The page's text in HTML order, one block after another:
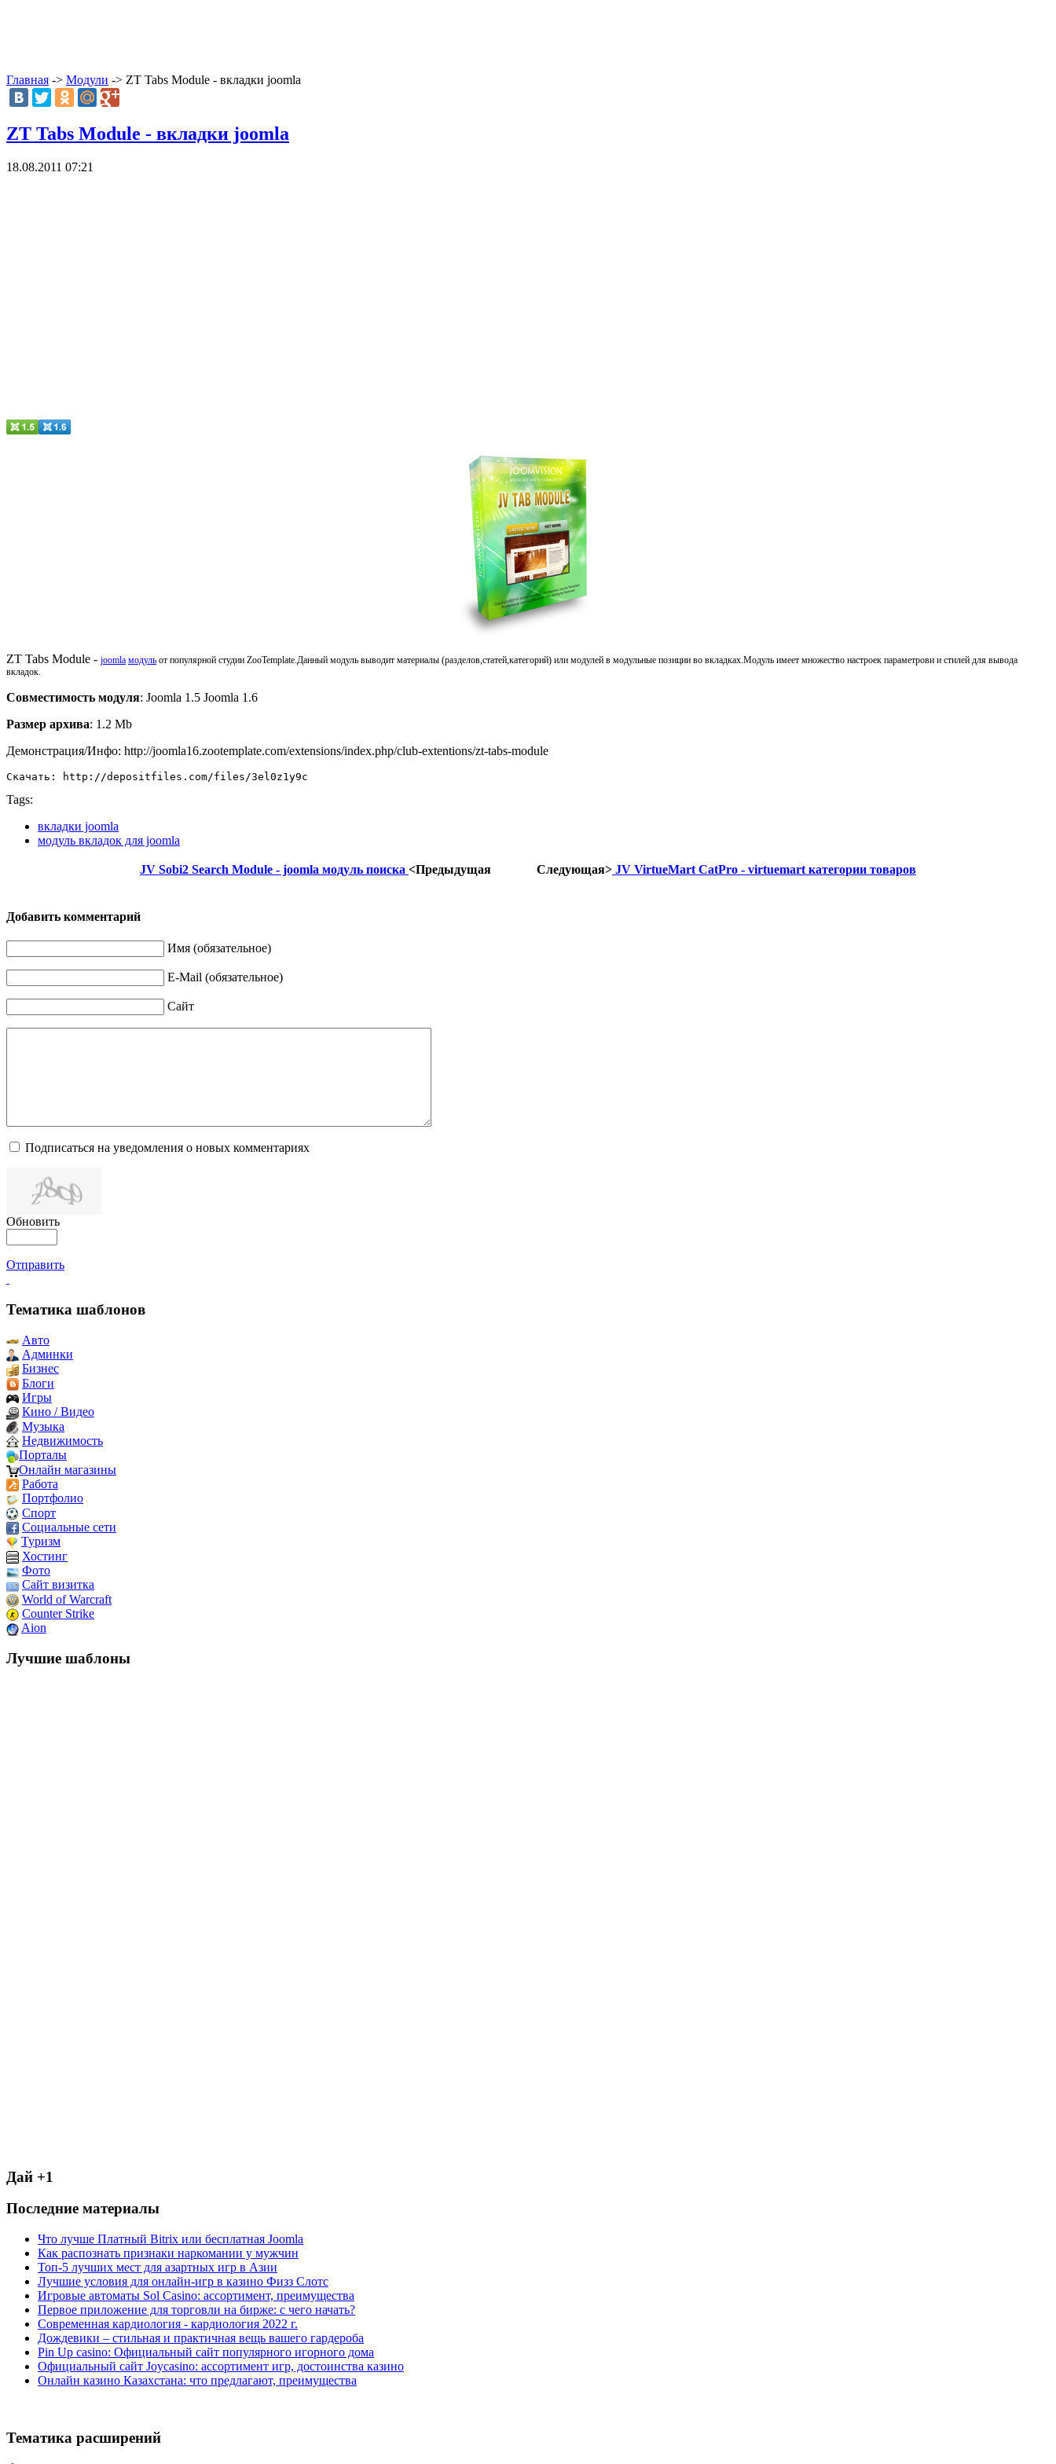
Главная -> Модули -> ZT Tabs Module - вкладки joomla
ZT Tabs Module - вкладки joomla
18.08.2011 07:21
ZT Tabs Module - joomla модуль от популярной студии ZooTemplate.Данный модуль выводит материалы (разделов, статей, категорий) или модулей в модульные позиции во вкладках.Модуль имеет множество настроек параметрови и стилей для вывода
вкладок.
Совместимость модуля: Joomla 1.5 Joomla 1.6
Размер архива: 1.2 Mb
Демонстрация/Инфо: http://joomla16.zootemplate.com/extensions/index.php/club-extentions/zt-tabs-module
Скачать: http://depositfiles.com/files/3el0z1y9c
Tags:
вкладки joomla
модуль вкладок для joomla
JV Sobi2 Search Module - joomla модуль поиска <Предыдущая Следующая> JV VirtueMart CatPro - virtuemart категории товаров
Добавить комментарий
Имя (обязательное)
E-Mail (обязательное)
Сайт
Подписаться на уведомления о новых комментариях
Обновить
Отправить
Тематика шаблонов
Авто
Админки
Бизнес
Блоги
Игры
Кино / Видео
Музыка
Недвижимость
Порталы
Онлайн магазины
Работа
Портфолио
Спорт
Социальные сети
Туризм
Хостинг
Фото
Сайт визитка
World of Warcraft
Counter Strike
Aion
Лучшие шаблоны
Дай +1
Последние материалы
Что лучше Платный Bitrix или бесплатная Joomla
Как распознать признаки наркомании у мужчин
Топ-5 лучших мест для азартных игр в Азии
Лучшие условия для онлайн-игр в казино Физз Слотс
Игровые автоматы Sol Casino: ассортимент, преимущества
Первое приложение для торговли на бирже: с чего начать?
Современная кардиология - кардиология 2022 г.
Дождевики – стильная и практичная вещь вашего гардероба
Pin Up casino: Официальный сайт популярного игорного дома
Официальный сайт Joycasino: ассортимент игр, достоинства казино
Онлайн казино Казахстана: что предлагают, преимущества
Тематика расширений